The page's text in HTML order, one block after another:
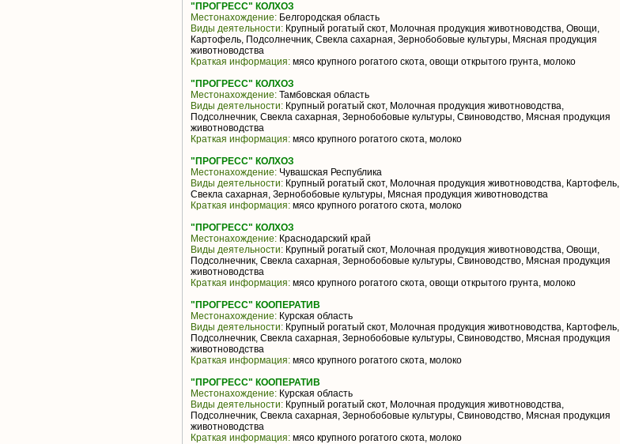
"ПРОГРЕСС" КОЛХОЗ
Местонахождение: Белгородская область
Виды деятельности: Крупный рогатый скот, Молочная продукция животноводства, Овощи,
Картофель, Подсолнечник, Свекла сахарная, Зернобобовые культуры, Мясная продукция
животноводства
Краткая информация: мясо крупного рогатого скота, овощи открытого грунта, молоко
"ПРОГРЕСС" КОЛХОЗ
Местонахождение: Тамбовская область
Виды деятельности: Крупный рогатый скот, Молочная продукция животноводства,
Подсолнечник, Свекла сахарная, Зернобобовые культуры, Свиноводство, Мясная продукция
животноводства
Краткая информация: мясо крупного рогатого скота, молоко
"ПРОГРЕСС" КОЛХОЗ
Местонахождение: Чувашская Республика
Виды деятельности: Крупный рогатый скот, Молочная продукция животноводства, Картофель,
Свекла сахарная, Зернобобовые культуры, Мясная продукция животноводства
Краткая информация: мясо крупного рогатого скота, молоко
"ПРОГРЕСС" КОЛХОЗ
Местонахождение: Краснодарский край
Виды деятельности: Крупный рогатый скот, Молочная продукция животноводства, Овощи,
Подсолнечник, Свекла сахарная, Зернобобовые культуры, Свиноводство, Мясная продукция
животноводства
Краткая информация: мясо крупного рогатого скота, овощи открытого грунта, молоко
"ПРОГРЕСС" КООПЕРАТИВ
Местонахождение: Курская область
Виды деятельности: Крупный рогатый скот, Молочная продукция животноводства, Картофель,
Подсолнечник, Свекла сахарная, Зернобобовые культуры, Свиноводство, Мясная продукция
животноводства
Краткая информация: мясо крупного рогатого скота, молоко
"ПРОГРЕСС" КООПЕРАТИВ
Местонахождение: Курская область
Виды деятельности: Крупный рогатый скот, Молочная продукция животноводства,
Подсолнечник, Свекла сахарная, Зернобобовые культуры, Свиноводство, Мясная продукция
животноводства
Краткая информация: мясо крупного рогатого скота, молоко